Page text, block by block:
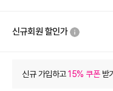
신규회원 할인가
상품 할인 (자동적용)
신규 가입하고15% 쿠폰받기